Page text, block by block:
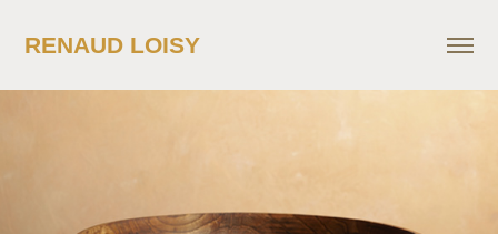
RENAUD LOISY